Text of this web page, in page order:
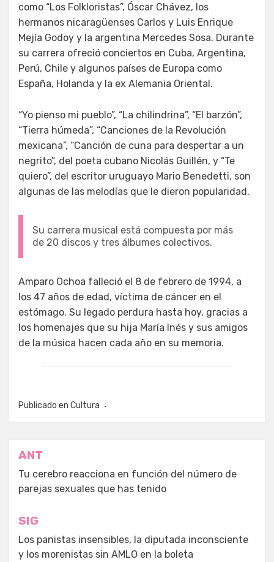
como “Los Folkloristas”, Óscar Chávez, los
hermanos nicaragüenses Carlos y Luis Enrique
Mejía Godoy y la argentina Mercedes Sosa. Durante
su carrera ofreció conciertos en Cuba, Argentina,
Perú, Chile y algunos países de Europa como
España, Holanda y la ex Alemania Oriental.
“Yo pienso mi pueblo”, “La chilindrina”, “El barzón”,
“Tierra húmeda”, “Canciones de la Revolución
mexicana”, “Canción de cuna para despertar a un
negrito”, del poeta cubano Nicolás Guillén, y “Te
quiero”, del escritor uruguayo Mario Benedetti, son
algunas de las melodías que le dieron popularidad.
Su carrera musical está compuesta por más
de 20 discos y tres álbumes colectivos.
Amparo Ochoa falleció el 8 de febrero de 1994, a
los 47 años de edad, víctima de cáncer en el
estómago. Su legado perdura hasta hoy, gracias a
los homenajes que su hija María Inés y sus amigos
de la música hacen cada año en su memoria.
Publicado en Cultura
Navegación
de
entradas
ANT
Tu cerebro reacciona en función del número de
parejas sexuales que has tenido
SIG
Los panistas insensibles, la diputada inconsciente
y los morenistas sin AMLO en la boleta